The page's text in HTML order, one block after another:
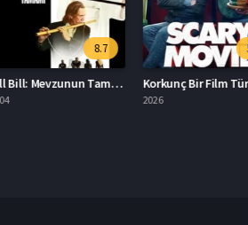
8.7
Kill Bill: Mevzunun Tamamı Türkçe Dublaj İzle
5.3
Korkunç Bir Film Türkçe Dublaj İzle